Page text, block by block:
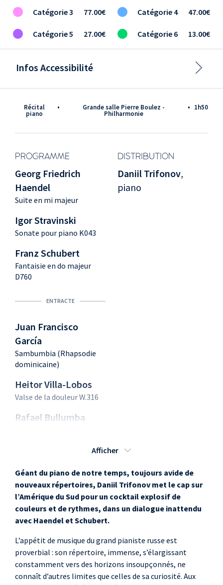
Récital
piano
• Grande salle Pierre Boulez -
Philharmonie
• 1h50
PROGRAMME DISTRIBUTION
Georg Friedrich
Haendel
Suite en mi majeur
Igor Stravinski
Sonate pour piano K043
Franz Schubert
Fantaisie en do majeur
D760
ENTRACTE
Juan Francisco
García
Sambumbia (Rhapsodie
dominicaine)
Heitor Villa-Lobos
Valse de la douleur W.316
Rafael Bullumba
Milonga op 2, n 1
Daniil Trifonov
Tango
Landestroy
Estudio en Samba
Mozart Camargo
Daniil Trifonov,
piano
Afficher
Géant du piano de notre temps, toujours avide de
nouveaux répertoires, Daniil Trifonov met le cap sur
l’Amérique du Sud pour un cocktail explosif de
couleurs et de rythmes, dans un dialogue inattendu
avec Haendel et Schubert.
L’appétit de musique du grand pianiste russe est
proverbial : son répertoire, immense, s’élargissant
constamment vers des horizons insoupçonnés, ne
connaît d’autres limites que celles de sa curiosité. Aux
Catégorie 3 77.00€ Catégorie 4 47.00€
Catégorie 5 27.00€ Catégorie 6 13.00€
Infos Accessibilité